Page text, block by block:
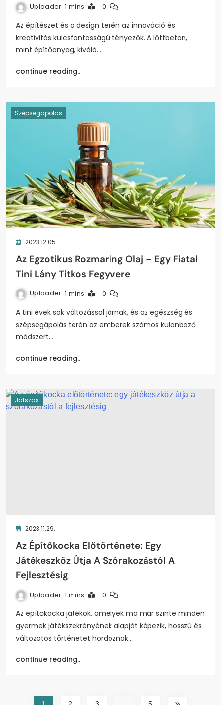
Uploader 1 mins 0
Az építészet és a design terén az innováció és
kreativitás kulcsfontosságú tényezők. A lőttbeton,
mint építőanyag, kiváló…
continue reading..
Szépségápolás
2023.12.05.
Az Egzotikus Rozmaring Olaj – Egy Fiatal
Tini Lány Titkos Fegyvere
Uploader 1 mins 0
A tini évek sok változással járnak, és az egészség és
szépségápolás terén az emberek számos különböző
módszert…
continue reading..
Játszás
2023.11.29.
Az Építőkocka Előtörténete: Egy
Játékeszköz Útja A Szórakozástól A
Fejlesztésig
Uploader 1 mins 0
Az építőkocka játékok, amelyek ma már szinte minden
gyermek játékszekrényének alapját képezik, hosszú és
változatos történetet hordoznak…
continue reading..